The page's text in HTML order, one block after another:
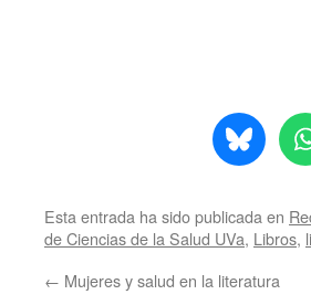
Esta entrada ha sido publicada en
de Ciencias de la Salud UVa, Libros,
← Mujeres y salud en la literatura